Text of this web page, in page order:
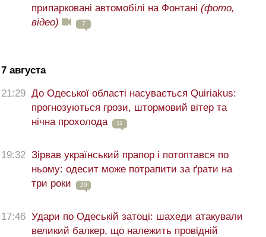
припарковані автомобілі на Фонтані (фото,
відео)
7
7 августа
21:29 До Одеської області насувається Quiriakus:
прогнозуються грози, штормовий вітер та
нічна прохолода
11
19:32 Зірвав український прапор і потоптався по
ньому: одесит може потрапити за ґрати на
три роки
29
17:46 Удари по Одеській затоці: шахеди атакували
великий балкер, що належить провідній